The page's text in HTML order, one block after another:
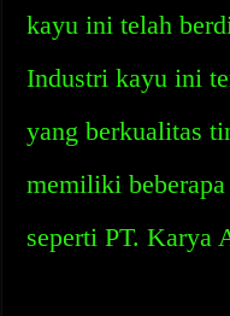
kayu ini telah
Industri kayu ini
yang berkualitas
memiliki
seperti PT. Karya